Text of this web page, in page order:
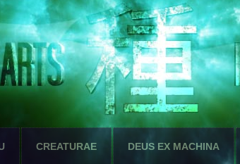
CREATURAE DEUS EX MACHINA